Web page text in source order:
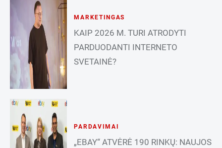
MARKETINGAS
KAIP 2026 M. TURI ATRODYTI
PARDUODANTI INTERNETO
SVETAINĖ?
PARDAVIMAI
„EBAY“ ATVĖRĖ 190 RINKŲ: NAUJOS